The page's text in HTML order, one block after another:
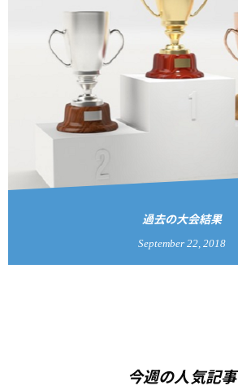
過去の大会結果
September 22 2018
今週の人気記事